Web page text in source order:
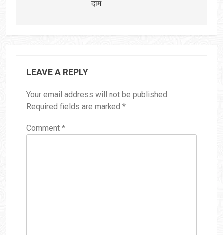
दाम
LEAVE A REPLY
Your email address will not be published.
Required fields are marked *
Comment *